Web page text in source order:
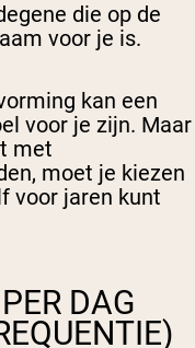
die op de
voor je is.
kan een
voor je zijn. Maar
met
moet je kiezen
voor jaren kunt
DAG